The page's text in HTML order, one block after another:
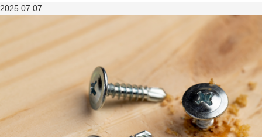
2025.07.07